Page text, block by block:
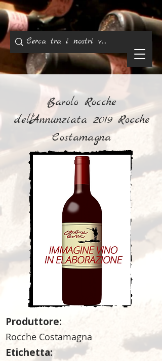
Barolo Rocche
dell'Annunziata 2019 Rocche
Costamagna
Produttore:
Rocche Costamagna
Etichetta: